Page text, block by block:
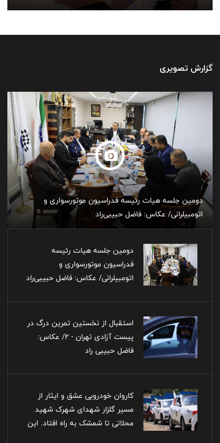
گزارش تصویری
دومین جلسه هیات رئیسه فدراسیون موتورسواری و
اتومبیلرانی/ عکاس: فاضل حبیبی‌راد
دومین جلسه هیات رئیسه
فدراسیون موتورسواری و
اتومبیلرانی/ عکاس: فاضل حبیبی‌راد
استقبال از نخستین تمرین درگ در
پیست آزادی تهران - ۲/ عکاس:
فاضل حبیبی راد
کاروان خودرویی عشق و ایثار از
مسیر گلزار شهدای شهرک شهید
محلاتی تا شمشک به راه افتاد. این